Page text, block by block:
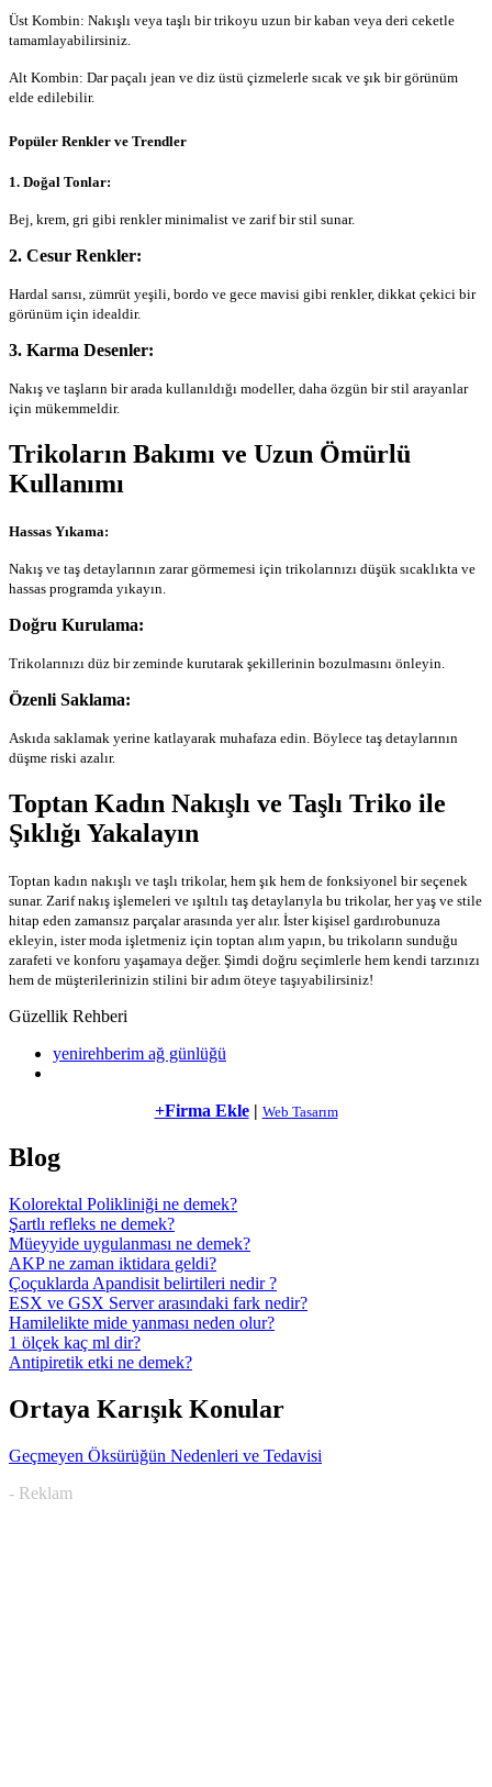
Üst Kombin: Nakışlı veya taşlı bir trikoyu uzun bir kaban veya deri ceketle
tamamlayabilirsiniz.
Alt Kombin: Dar paçalı jean ve diz üstü çizmelerle sıcak ve şık bir görünüm
elde edilebilir.
Popüler Renkler ve Trendler
1. Doğal Tonlar:
Bej, krem, gri gibi renkler minimalist ve zarif bir stil sunar.
2. Cesur Renkler:
Hardal sarısı, zümrüt yeşili, bordo ve gece mavisi gibi renkler, dikkat çekici bir
görünüm için idealdir.
3. Karma Desenler:
Nakış ve taşların bir arada kullanıldığı modeller, daha özgün bir stil arayanlar
için mükemmeldir.
Trikoların Bakımı ve Uzun Ömürlü
Kullanımı
Hassas Yıkama:
Nakış ve taş detaylarının zarar görmemesi için trikolarınızı düşük sıcaklıkta ve
hassas programda yıkayın.
Doğru Kurulama:
Trikolarınızı düz bir zeminde kurutarak şekillerinin bozulmasını önleyin.
Özenli Saklama:
Askıda saklamak yerine katlayarak muhafaza edin. Böylece taş detaylarının
düşme riski azalır.
Toptan Kadın Nakışlı ve Taşlı Triko ile
Şıklığı Yakalayın
Toptan kadın nakışlı ve taşlı trikolar, hem şık hem de fonksiyonel bir seçenek
sunar. Zarif nakış işlemeleri ve ışıltılı taş detaylarıyla bu trikolar, her yaş ve stile
hitap eden zamansız parçalar arasında yer alır. İster kişisel gardırobunuza
ekleyin, ister moda işletmeniz için toptan alım yapın, bu trikoların sunduğu
zarafeti ve konforu yaşamaya değer. Şimdi doğru seçimlerle hem kendi tarzınızı
hem de müşterilerinizin stilini bir adım öteye taşıyabilirsiniz!
Güzellik Rehberi
yenirehberim ağ günlüğü
+Firma Ekle | Web Tasarım
Blog
Kolorektal Polikliniği ne demek?
Şartlı refleks ne demek?
Müeyyide uygulanması ne demek?
AKP ne zaman iktidara geldi?
Çoçuklarda Apandisit belirtileri nedir ?
ESX ve GSX Server arasındaki fark nedir?
Hamilelikte mide yanması neden olur?
1 ölçek kaç ml dir?
Antipiretik etki ne demek?
Ortaya Karışık Konular
Geçmeyen Öksürüğün Nedenleri ve Tedavisi
- Reklam